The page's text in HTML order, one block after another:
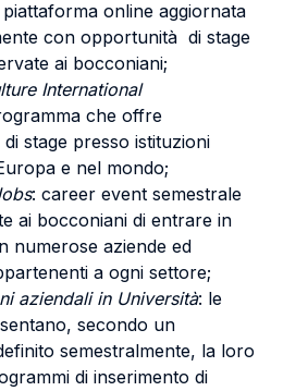
online aggiornata
con opportunità di stage
ai bocconiani;
International
che offre
stage presso istituzioni
e nel mondo;
: career event semestrale
ai bocconiani di entrare in
numerose aziende ed
a ogni settore;
aziendali in Università: le
secondo un
semestralmente, la loro
di inserimento di